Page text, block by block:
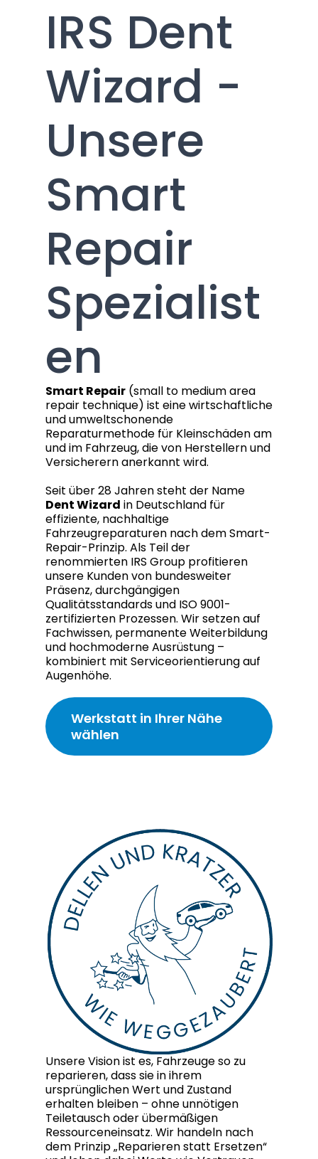
IRS Dent
Wizard -
Unsere
Smart
Repair
Spezialist
en
Smart Repair (small to medium area
repair technique) ist eine wirtschaftliche
und umweltschonende
Reparaturmethode für Kleinschäden am
und im Fahrzeug, die von Herstellern und
Versicherern anerkannt wird.
Seit über 28 Jahren steht der Name
Dent Wizard in Deutschland für
effiziente, nachhaltige
Fahrzeugreparaturen nach dem Smart-
Repair-Prinzip. Als Teil der
renommierten IRS Group profitieren
unsere Kunden von bundesweiter
Präsenz, durchgängigen
Qualitätsstandards und ISO 9001-
zertifizierten Prozessen. Wir setzen auf
Fachwissen, permanente Weiterbildung
und hochmoderne Ausrüstung –
kombiniert mit Serviceorientierung auf
Augenhöhe.
Werkstatt in Ihrer Nähe
wählen
Unsere Vision ist es, Fahrzeuge so zu
reparieren, dass sie in ihrem
ursprünglichen Wert und Zustand
erhalten bleiben – ohne unnötigen
Teiletausch oder übermäßigen
Ressourceneinsatz. Wir handeln nach
dem Prinzip „Reparieren statt Ersetzen“